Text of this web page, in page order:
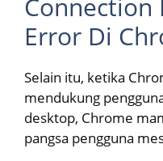
Connection
Error Di
Selain itu, ketika
mendukung
desktop, Chrome
pangsa pengguna